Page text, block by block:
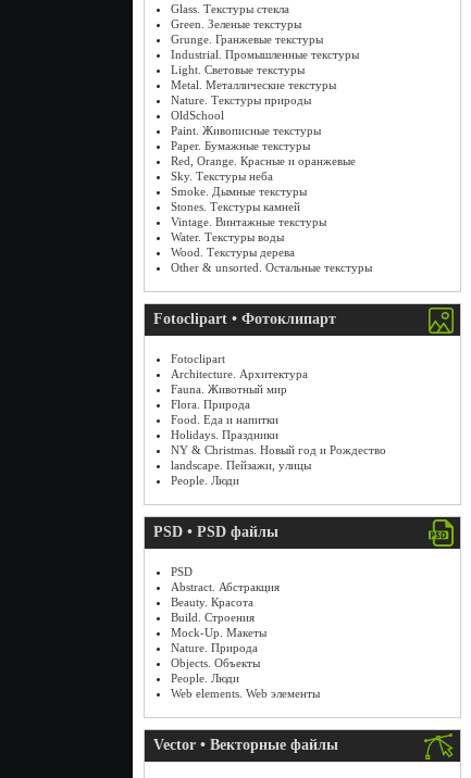
Glass. Текстуры стекла
Green. Зеленые текстуры
Grunge. Гранжевые текстуры
Industrial. Промышленные текстуры
Light. Световые текстуры
Metal. Металлические текстуры
Nature. Текстуры природы
OldSchool
Paint. Живописные текстуры
Paper. Бумажные текстуры
Red, Orange. Красные и оранжевые
Sky. Текстуры неба
Smoke. Дымные текстуры
Stones. Текстуры камней
Vintage. Винтажные текстуры
Water. Текстуры воды
Wood. Текстуры дерева
Other & unsorted. Остальные текстуры
Fotoclipart • Фотоклипарт
Fotoclipart
Architecture. Архитектура
Fauna. Животный мир
Flora. Природа
Food. Еда и напитки
Holidays. Праздники
NY & Christmas. Новый год и Рождество
landscape. Пейзажи, улицы
People. Люди
PSD • PSD файлы
PSD
Abstract. Абстракция
Beauty. Красота
Build. Строения
Mock-Up. Макеты
Nature. Природа
Objects. Объекты
People. Люди
Web elements. Web элементы
Vector • Векторные файлы